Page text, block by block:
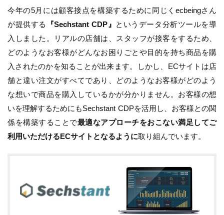
今年の5月には顧客接点を構築するために同じくecbeingさん
が提供する
『Sechstant CDP』 というデータ分析ツールを導
入しました。リアルの店舗は、スタッフが接客をするため、
どのようなお客様がどんなお困りごとや目的を持ち商品を購
入されたのかを知ることが出来ます。しかし、ECサイトは店
舗と違い注文がすべてであり、どのようなお客様がどのよう
な想いで商品を購入しているかが分かりません。お客様の想
いを理解するためにもSechstant CDPを活用し、お客様との関
係を構築することで最適なアプローチをおこない満足してご
利用いただけるECサイトとなるように取り組んでいます。